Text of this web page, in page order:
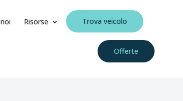
Risorse Trova veicolo
Offerte